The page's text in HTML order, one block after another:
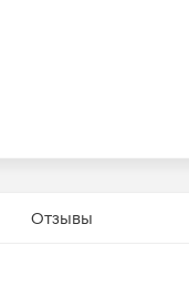
Отзывы